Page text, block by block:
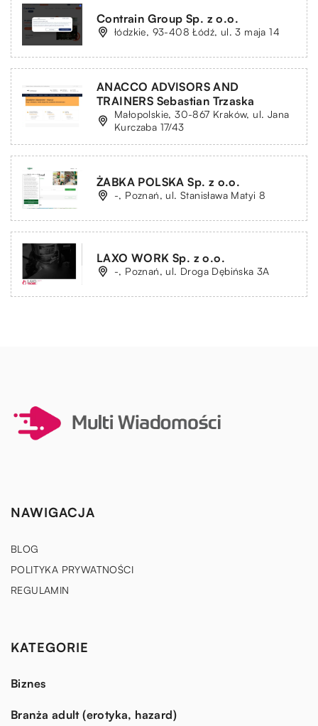
Contrain Group Sp. z o.o.
łódzkie, 93-408 Łódź, ul. 3 maja 14
ANACCO ADVISORS AND
TRAINERS Sebastian Trzaska
Małopolskie, 30-867 Kraków, ul. Jana
Kurczaba 17/43
ŻABKA POLSKA Sp. z o.o.
-, Poznań, ul. Stanisława Matyi 8
LAXO WORK Sp. z o.o.
-, Poznań, ul. Droga Dębińska 3A
NAWIGACJA
BLOG
POLITYKA PRYWATNOŚCI
REGULAMIN
KATEGORIE
Biznes
Branża adult (erotyka, hazard)